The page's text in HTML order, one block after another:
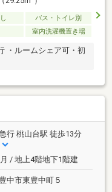
バス・トイレ別
室内洗濯機置き場
・ルームシェア可・初
行 桃山台駅 徒歩13分
/ 地上4階地下1階建
中市東豊中町５